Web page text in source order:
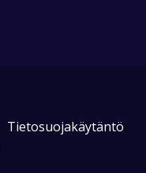
Tietosuojakäytäntö